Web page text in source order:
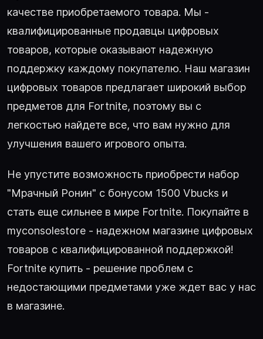
качестве приобретаемого товара. Мы -
квалифицированные продавцы цифровых
товаров, которые оказывают надежную
поддержку каждому покупателю. Наш магазин
цифровых товаров предлагает широкий выбор
предметов для Fortnite, поэтому вы с
легкостью найдете все, что вам нужно для
улучшения вашего игрового опыта.
Не упустите возможность приобрести набор
"Мрачный Ронин" с бонусом 1500 Vbucks и
стать еще сильнее в мире Fortnite. Покупайте в
myconsolestore - надежном магазине цифровых
товаров с квалифицированной поддержкой!
Fortnite купить - решение проблем с
недостающими предметами уже ждет вас у нас
в магазине.